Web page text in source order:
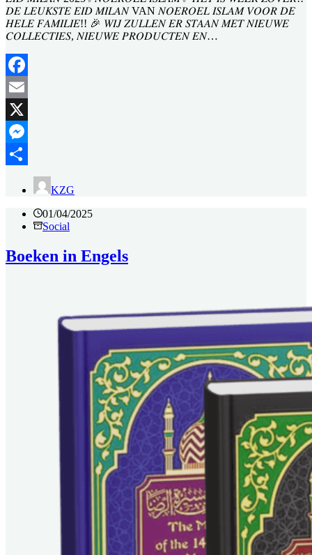
𝐷𝐸 𝐿𝐸𝑈𝐾𝑆𝑇𝐸 𝐸𝐼𝐷 𝑀𝐼𝐿𝐴𝑁 VAN 𝑁𝑂𝐸𝑅𝑂𝐸𝐿 𝐼𝑆𝐿𝐴𝑀 𝑉𝑂𝑂𝑅 𝐷𝐸
𝐻𝐸𝐿𝐸 𝐹𝐴𝑀𝐼𝐿𝐼𝐸!! 🎉 𝑊𝐼𝐽 𝑍𝑈𝐿𝐿𝐸𝑁 𝐸𝑅 𝑆𝑇𝐴𝐴𝑁 𝑀𝐸𝑇 𝑁𝐼𝐸𝑈𝑊𝐸
𝐶𝑂𝐿𝐿𝐸𝐶𝑇𝐼𝐸𝑆, 𝑁𝐼𝐸𝑈𝑊𝐸 𝑃𝑅𝑂𝐷𝑈𝐶𝑇𝐸𝑁 𝐸𝑁…
Facebook
Email
X
Messenger
KZG
01/04/2025
Social
Boeken in Engels